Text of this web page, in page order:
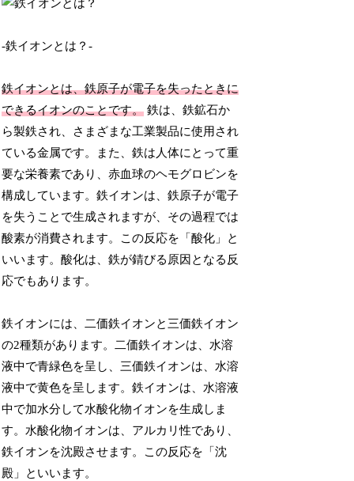
-鉄イオンとは？-
鉄イオンとは、鉄原子が電子を失ったときに
できるイオンのことです。 鉄は、鉄鉱石か
ら製鉄され、さまざまな工業製品に使用され
ている金属です。また、鉄は人体にとって重
要な栄養素であり、赤血球のヘモグロビンを
構成しています。鉄イオンは、鉄原子が電子
を失うことで生成されますが、その過程では
酸素が消費されます。この反応を「酸化」と
いいます。酸化は、鉄が錆びる原因となる反
応でもあります。
鉄イオンには、二価鉄イオンと三価鉄イオン
の2種類があります。二価鉄イオンは、水溶
液中で青緑色を呈し、三価鉄イオンは、水溶
液中で黄色を呈します。鉄イオンは、水溶液
中で加水分して水酸化物イオンを生成しま
す。水酸化物イオンは、アルカリ性であり、
鉄イオンを沈殿させます。この反応を「沈
殿」といいます。